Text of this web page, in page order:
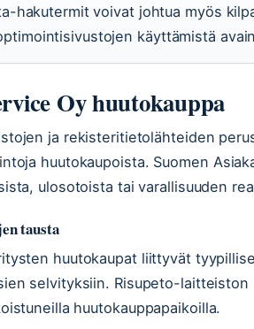
hakutermit voivat johtua myös
käyttämistä
Oy huutokauppa
ja rekisteritietolähteiden
huutokaupoista. Suomen
ulosotoista tai varallisuuden
tausta
huutokaupat liittyvät
selvityksiin. Risupeto-
huutokauppapaikoilla.